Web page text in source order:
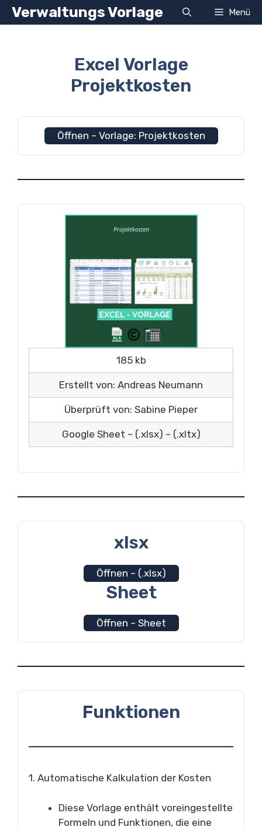
ZumVerwaltungs Vorlage Menü
Excel Vorlage
Projektkosten
Öffnen – Vorlage: Projektkosten
185 kb
Erstellt von: Andreas Neumann
Überprüft von: Sabine Pieper
Google Sheet – (.xlsx) – (.xltx)
xlsx
Öffnen – (.xlsx)
Sheet
Öffnen – Sheet
Funktionen
1. Automatische Kalkulation der Kosten
Diese Vorlage enthält voreingestellte
Formeln und Funktionen, die eine